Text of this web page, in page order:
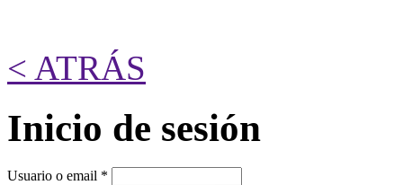
< ATRÁS
Inicio de sesión
Usuario o email *